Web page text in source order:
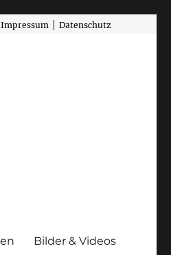
Impressum Datenschutz
Bilder & Videos